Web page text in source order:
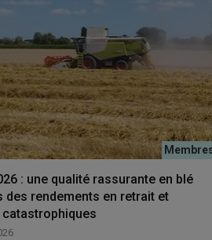
et interdiction de valorisation
et des bordures de
déclarées à la PAC (bordure de champs,
: une qualité rassurante en blé
des rendements en retrait et
catastrophiques